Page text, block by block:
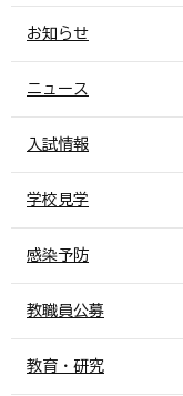
お知らせ
ニュース
入試情報
学校見学
感染予防
教職員公募
教育・研究